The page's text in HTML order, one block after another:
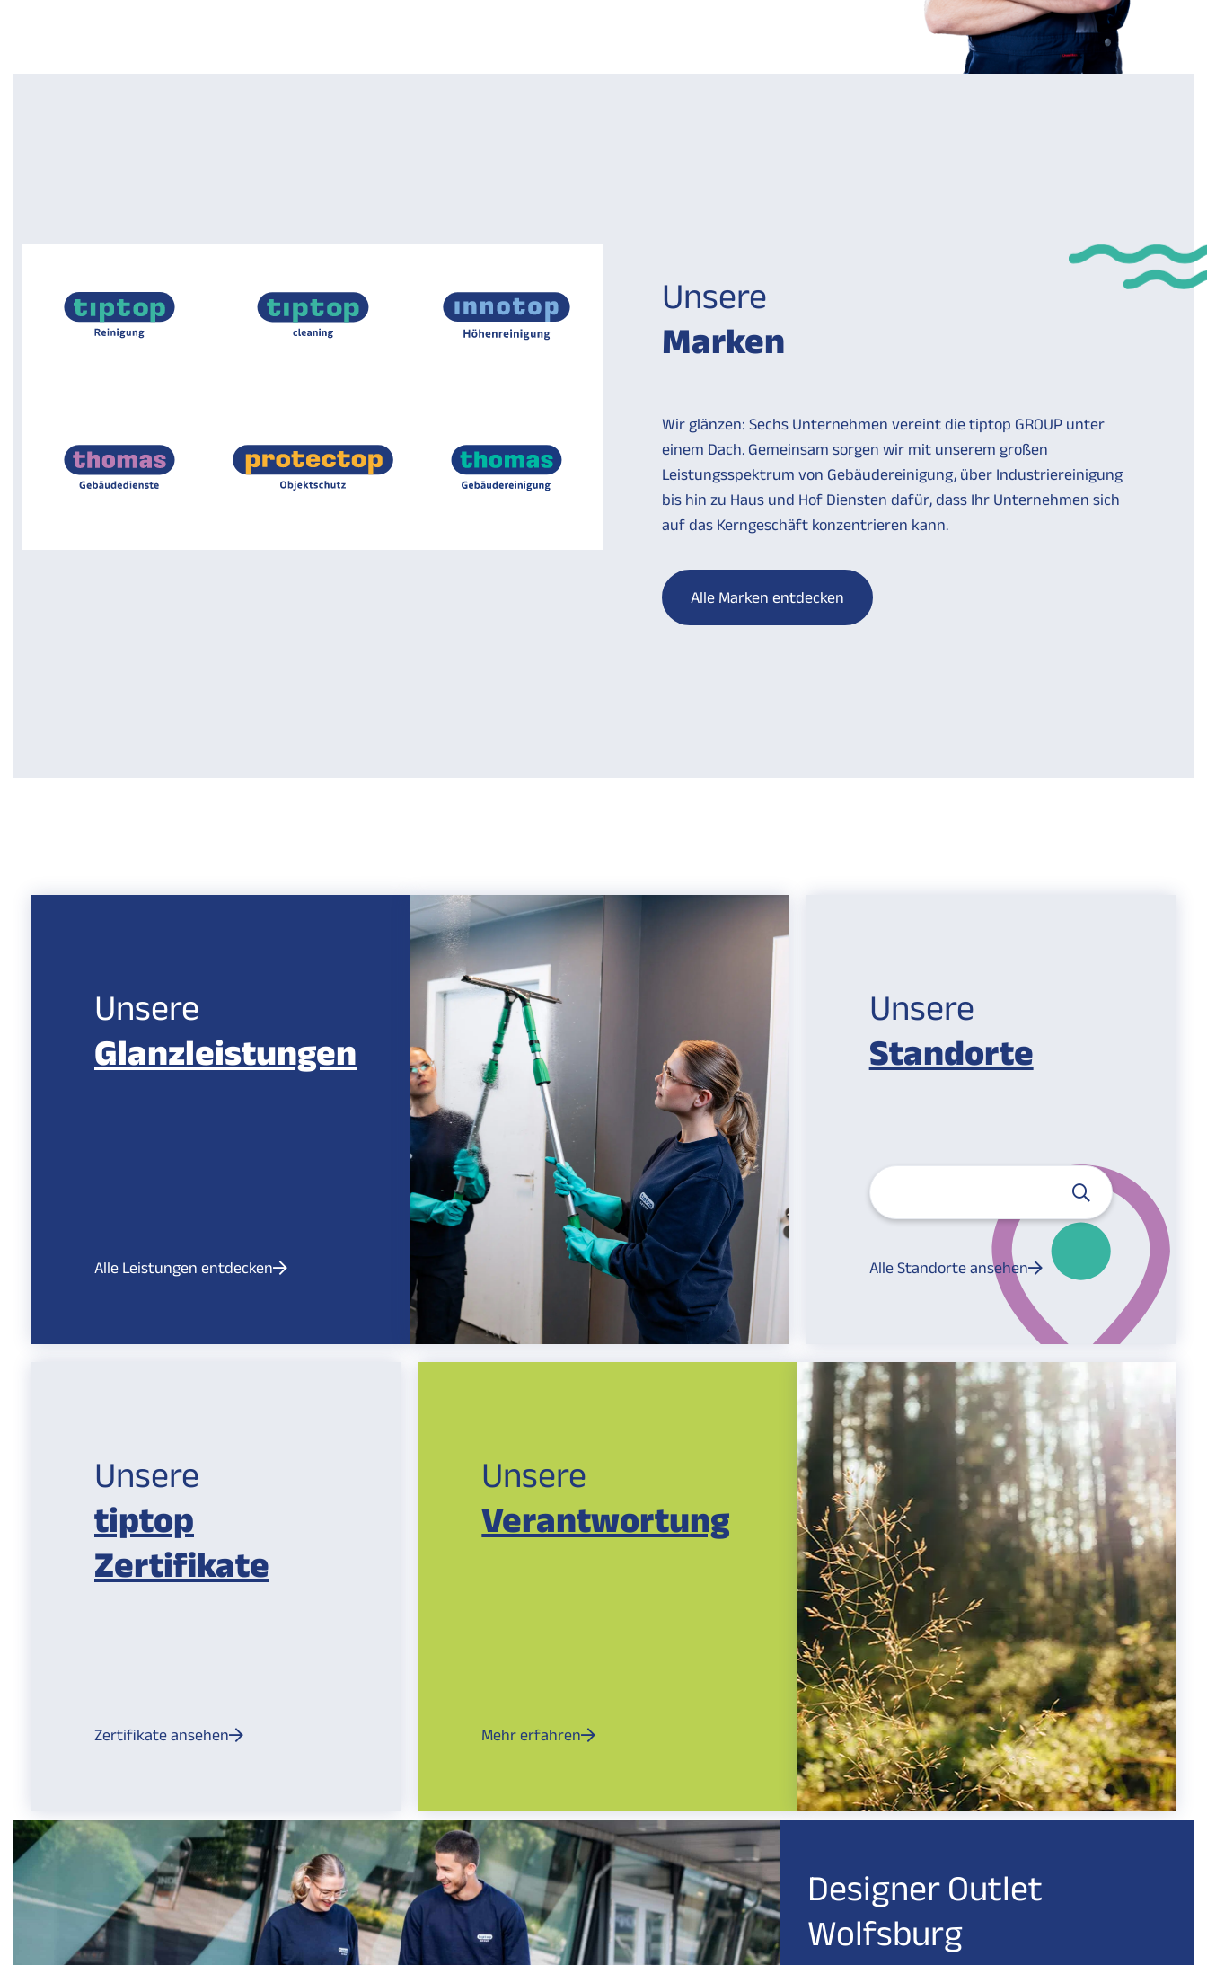
Unsere
Marken
Wir glänzen: Sechs Unternehmen vereint die tiptop GROUP unter
einem Dach. Gemeinsam sorgen wir mit unserem großen
Leistungsspektrum von Gebäudereinigung, über Industriereinigung
bis hin zu Haus und Hof Diensten dafür, dass Ihr Unternehmen sich
auf das Kerngeschäft konzentrieren kann.
Alle Marken entdecken
Unsere
Glanzleistungen
Alle Leistungen entdecken
Unsere
Standorte
Alle Standorte ansehen
Unsere
tiptop
Zertifikate
Zertifikate ansehen
Unsere
Verantwortung
Mehr erfahren
Designer Outlet
Wolfsburg